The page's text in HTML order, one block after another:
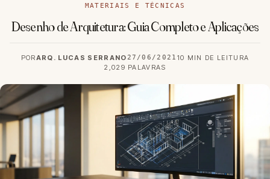
MATERIAIS E TÉCNICAS
Desenho de Arquitetura: Guia Completo e Aplicações
PORARQ. LUCAS SERRANO27/06/2021 10 MIN DE LEITURA
2,029 PALAVRAS